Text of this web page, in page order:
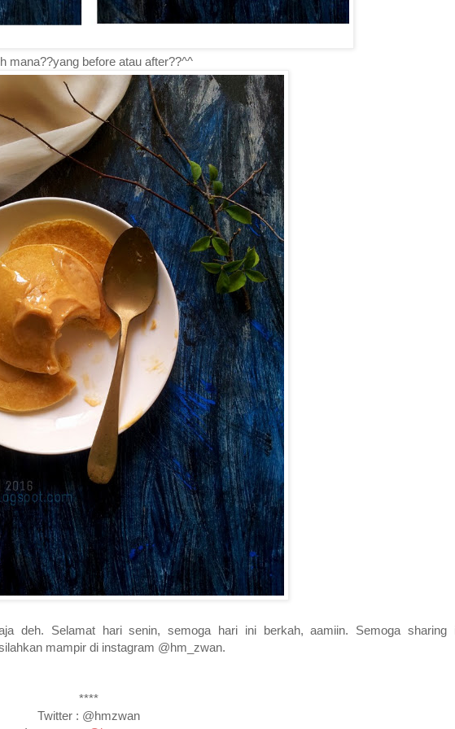
mana??yang before atau after??^^
deh. Selamat hari senin, semoga hari ini berkah, aamiin. Semoga sharing
mampir di instagram @hm_zwan.
****
Twitter : @hmzwan